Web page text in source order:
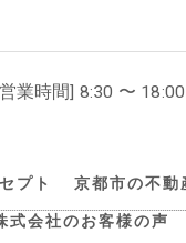
業時間] 8:30 〜
プト 京都市の不動
式会社のお客様の声